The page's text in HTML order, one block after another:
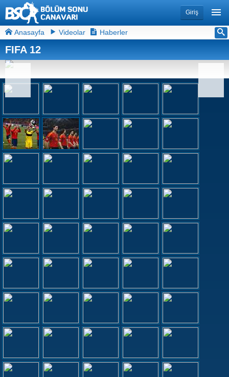
Giriş
Anasayfa Videolar Haberler
FIFA 12